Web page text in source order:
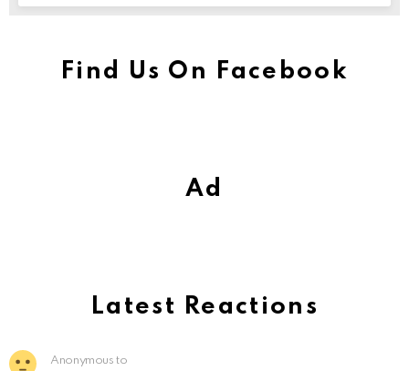
Find Us On Facebook
Ad
Latest Reactions
Anonymous to